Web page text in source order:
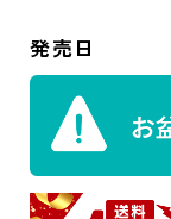
発売日